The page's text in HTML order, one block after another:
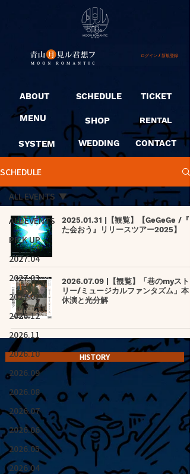
ログイン / 新規登録
ABOUT
MENU
SYSTEM
SCHEDULE
SHOP
WEDDING
TICKET
RENTAL
CONTACT
SCHEDULE
ALL EVENTS
PICK UP
2027.04
2027.03
2027.02
2026.12
2026.11
2026.10
2026.09
2026.08
2026.07
2026.06
2026.05
2026.04
ALL EVENTS
2025.01.31 |【観覧】【GeGeGe /『
た会おう』リリースツアー2025】
2026.07.09 |【観覧】「巷のmyスト
リー/ミュージカルファンタズム」本
休演と光分解
HISTORY